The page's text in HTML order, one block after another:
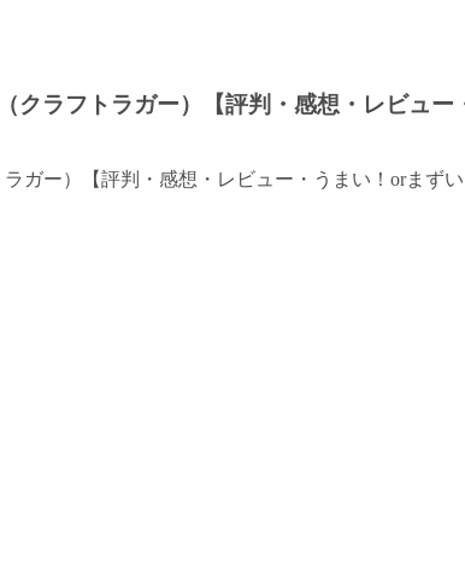
ラフトラガー）【評判・感想・レビュー